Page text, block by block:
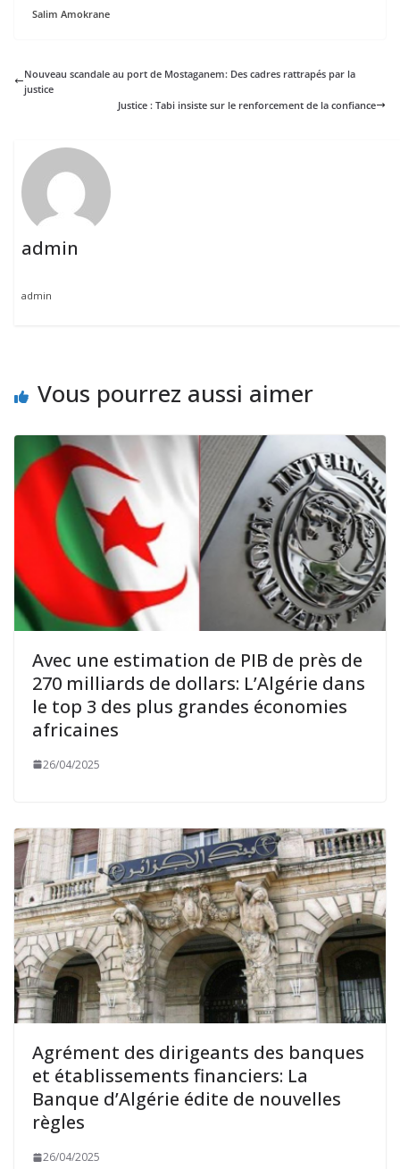
Salim Amokrane
Nouveau scandale au port de Mostaganem: Des cadres rattrapés par la
justice
Justice : Tabi insiste sur le renforcement de la confiance
admin
admin
Vous pourrez aussi aimer
Avec une estimation de PIB de près de
270 milliards de dollars: L’Algérie dans
le top 3 des plus grandes économies
africaines
26/04/2025
Agrément des dirigeants des banques
et établissements financiers: La
Banque d’Algérie édite de nouvelles
règles
26/04/2025